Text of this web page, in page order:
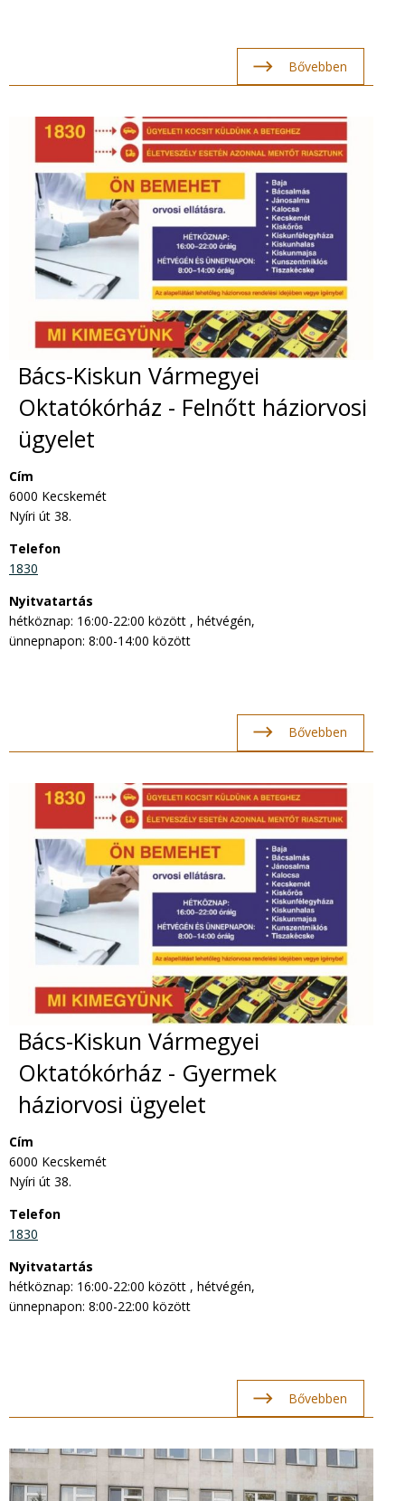
Bővebben
Bács-Kiskun Vármegyei
Oktatókórház - Felnőtt háziorvosi
ügyelet
Cím
6000 Kecskemét
Nyíri út 38.
Telefon
1830
Nyitvatartás
hétköznap: 16:00-22:00 között , hétvégén,
ünnepnapon: 8:00-14:00 között
Bővebben
Bács-Kiskun Vármegyei
Oktatókórház - Gyermek
háziorvosi ügyelet
Cím
6000 Kecskemét
Nyíri út 38.
Telefon
1830
Nyitvatartás
hétköznap: 16:00-22:00 között , hétvégén,
ünnepnapon: 8:00-22:00 között
Bővebben